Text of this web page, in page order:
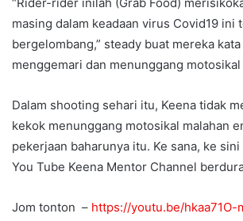
masing dalam keadaan virus Covid19 ini
bergelombang,” steady buat mereka
menggemari dan menunggang
Dalam shooting sehari itu, Keena tidak
kekok menunggang motosikal malahan
pekerjaan baharunya itu. Ke sana, ke
You Tube Keena Mentor Channel
Jom tonton – https://youtu.be/hkaa71O-